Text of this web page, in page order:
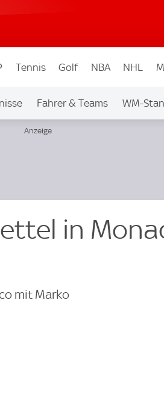
Tennis Golf NBA NHL
Fahrer & Teams WM-
in
mit Marko